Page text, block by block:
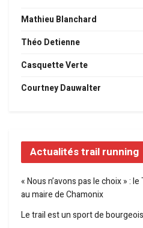
Mathieu Blanchard
Théo Detienne
Casquette Verte
Courtney Dauwalter
Actualités trail running
« Nous n’avons pas le choix » :
au maire de Chamonix
Le trail est un sport de